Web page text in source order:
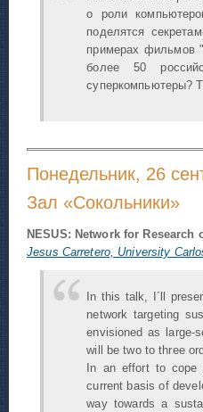
о роли
поделятся
примерах фильмов
более 50
суперкомпьютеры?
Понедельник, 26
Зал «Сокольники»
NESUS: Network for
Jesus Carretero, University
In this talk, I´ll
network targeting
envisioned as large-
will be two to three
In an effort to cope
current basis of
way towards a